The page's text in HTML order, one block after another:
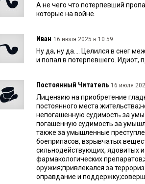
А не чего что потерпевший
которые на войне.
Иван 16 июля 2025 в 10:59:
Ну да, ну да.... Целился в снег
и попал в потерпевшего. Идиот,
Постоянный Читатель 16 июля
Лицензию на приобретение
постоянного места
непогашенную судимость за
погашенную судимость за
также за умышленные
боеприпасов, взрывчатых
сильнодействующих, ядовитых
фармакологических
оружия;привлекался за
оправдание и